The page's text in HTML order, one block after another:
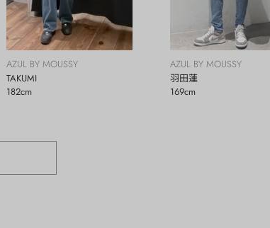
AZUL BY MOUSSY
TAKUMI
182cm
AZUL BY MOUSSY
羽田蓮
169cm